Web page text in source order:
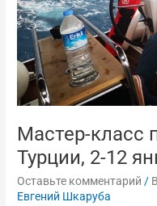
Мастер-класс
Турции, 2-12
Оставьте комментарий /
Евгений Шкаруба
января